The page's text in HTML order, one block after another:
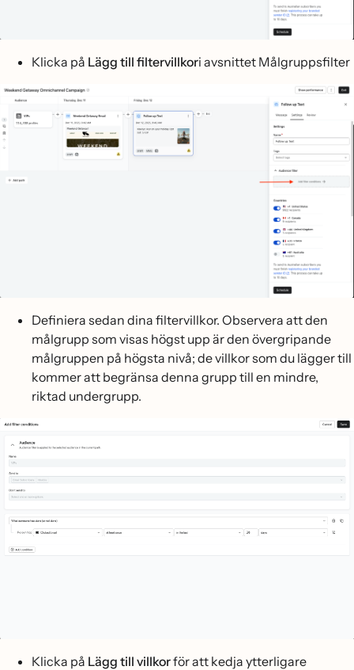
Klicka på Lägg till filtervillkori avsnittet Målgruppsfilter
Definiera sedan dina filtervillkor. Observera att den
målgrupp som visas högst upp är den övergripande
målgruppen på högsta nivå; de villkor som du lägger till
kommer att begränsa denna grupp till en mindre,
riktad undergrupp.
Klicka på Lägg till villkorför att kedja ytterligare